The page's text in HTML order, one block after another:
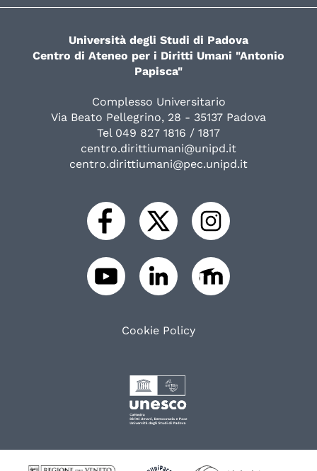
Università degli Studi di Padova
Centro di Ateneo per i Diritti Umani "Antonio
Papisca"
Complesso Universitario
Via Beato Pellegrino, 28 - 35137 Padova
Tel 049 827 1816 / 1817
centro.dirittiumani@unipd.it
centro.dirittiumani@pec.unipd.it
Cookie Policy